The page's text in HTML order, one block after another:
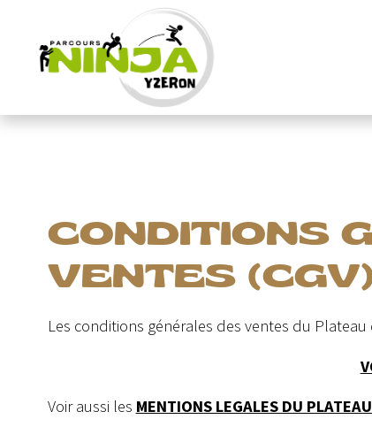
CONDITIONS
VENTES
Les conditions générales des ventes du
Voir aussi les MENTIONS LEGALES DU